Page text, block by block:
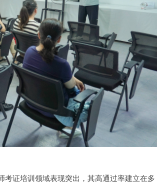
证培训领域表现突出，其高通过率建立在多